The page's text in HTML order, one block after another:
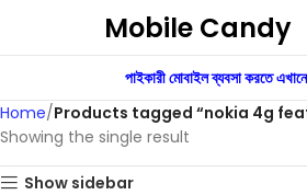
Mobile Candy
পাইকারী মোবাইল ব্যবসা করতে
Home Products tagged “nokia 4g
Showing the single result
Show sidebar